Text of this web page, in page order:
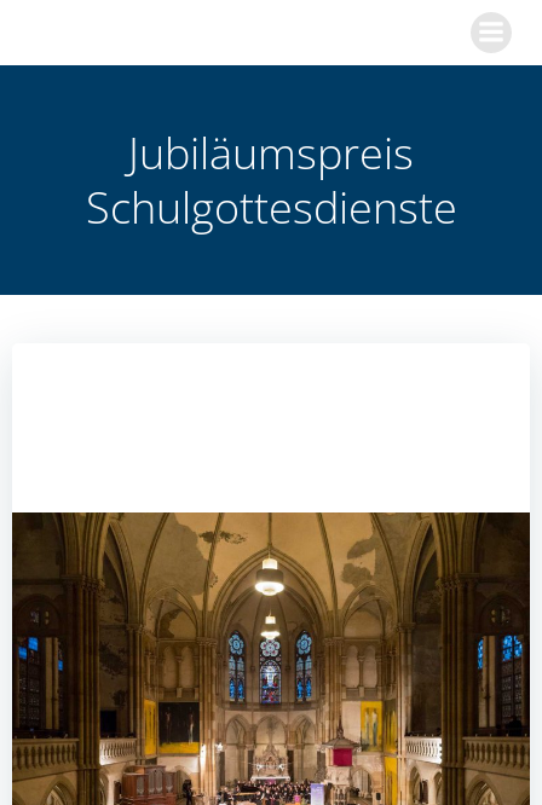
springen
Jubiläumspreis
Schulgottesdienste